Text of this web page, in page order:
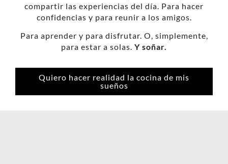
compartir las experiencias del día. Para hacer
confidencias y para reunir a los amigos.
Para aprender y para disfrutar. O, simplemente,
para estar a solas. Y soñar.
Quiero hacer realidad la cocina de mis
sueños